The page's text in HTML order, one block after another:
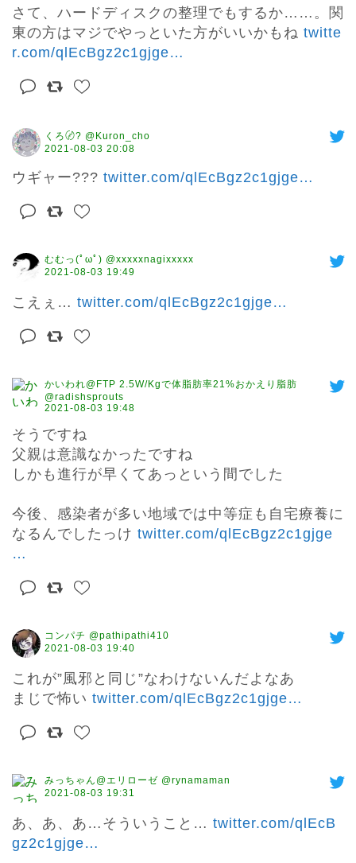
さて、ハードディスクの整理でもするか……。関
東の方はマジでやっといた方がいいかもね twitte
r.com/qlEcBgz2c1gjge…
くろ〄? @Kuron_cho
2021-08-03 20:08
ウギャー??? twitter.com/qlEcBgz2c1gjge…
むむっ(ﾟωﾟ) @xxxxxnagixxxxx
2021-08-03 19:49
こえぇ… twitter.com/qlEcBgz2c1gjge…
かいわれ@FTP 2.5W/Kgで体脂肪率21%おかえり脂肪
@radishsprouts
2021-08-03 19:48
そうですね
父親は意識なかったですね
しかも進行が早くてあっという間でした
今後、感染者が多い地域では中等症も自宅療養に
なるんでしたっけ twitter.com/qlEcBgz2c1gjge
…
コンパチ @pathipathi410
2021-08-03 19:40
これが”風邪と同じ”なわけないんだよなあ
まじで怖い twitter.com/qlEcBgz2c1gjge…
みっちゃん@エリローゼ @rynamaman
2021-08-03 19:31
あ、あ、あ…そういうこと… twitter.com/qlEcB
gz2c1gjge…